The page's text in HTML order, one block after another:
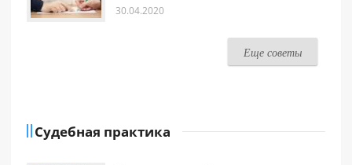
30.04.2020
Еще советы
Судебная практика